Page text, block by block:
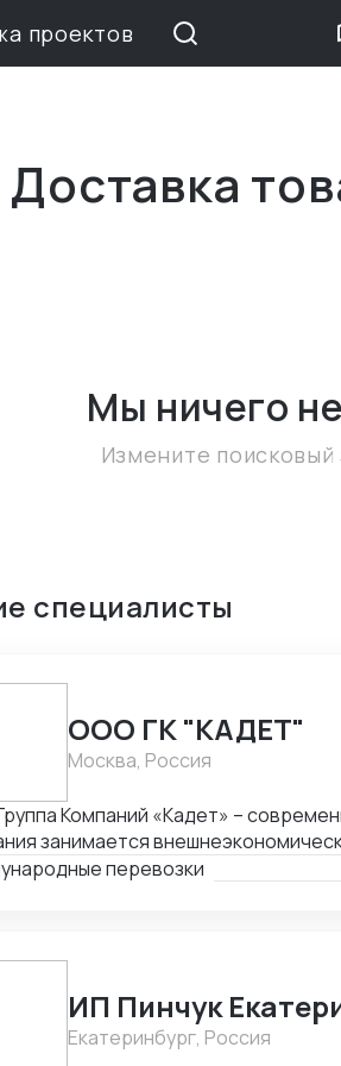
проектов
Мы ничего
Измените
специалисты
ООО ГК "КАДЕТ"
Москва, Россия
Компаний «Кадет» –
занимается внешнеэкономической
время компания накопила богатый опыт в ведении
перевозки
ИП Пинчук
Екатеринбург, Россия